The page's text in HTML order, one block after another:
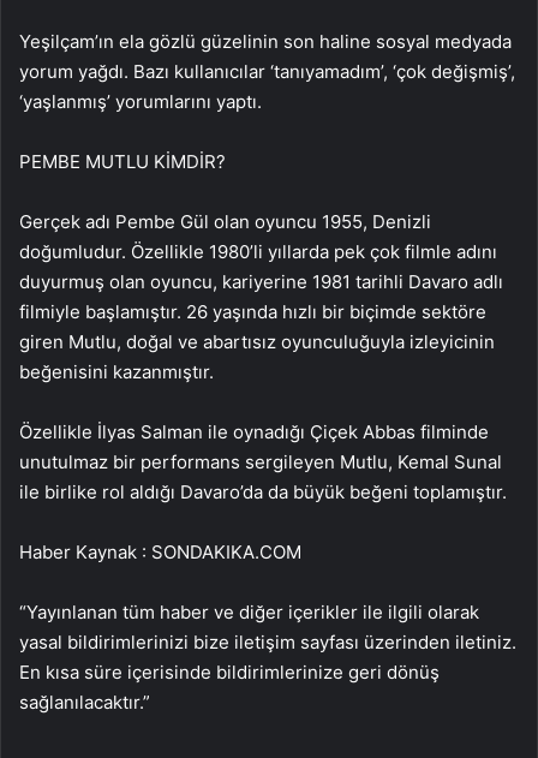
Yeşilçam’ın ela gözlü güzelinin son haline sosyal medyada
yorum yağdı. Bazı kullanıcılar ‘tanıyamadım’, ‘çok değişmiş’,
‘yaşlanmış’ yorumlarını yaptı.
PEMBE MUTLU KİMDİR?
Gerçek adı Pembe Gül olan oyuncu 1955, Denizli
doğumludur. Özellikle 1980’li yıllarda pek çok filmle adını
duyurmuş olan oyuncu, kariyerine 1981 tarihli Davaro adlı
filmiyle başlamıştır. 26 yaşında hızlı bir biçimde sektöre
giren Mutlu, doğal ve abartısız oyunculuğuyla izleyicinin
beğenisini kazanmıştır.
Özellikle İlyas Salman ile oynadığı Çiçek Abbas filminde
unutulmaz bir performans sergileyen Mutlu, Kemal Sunal
ile birlike rol aldığı Davaro’da da büyük beğeni toplamıştır.
Haber Kaynak : SONDAKIKA.COM
“Yayınlanan tüm haber ve diğer içerikler ile ilgili olarak
yasal bildirimlerinizi bize iletişim sayfası üzerinden iletiniz.
En kısa süre içerisinde bildirimlerinize geri dönüş
sağlanılacaktır.”